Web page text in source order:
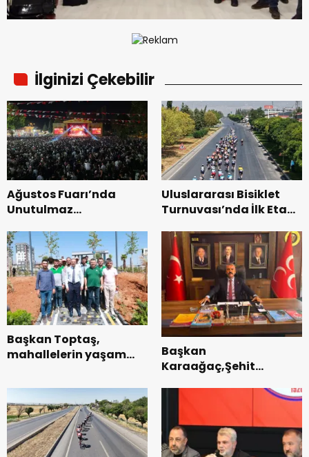
İlginizi Çekebilir
Ağustos Fuarı’nda
Unutulmaz
Uluslararası Bisiklet
Turnuvası’nda İlk Etap
Tamamlandı.
Başkan Toptaş,
mahallelerin yaşam
parkları ziyaret etti.
Başkan
Karaağaç,Şehit